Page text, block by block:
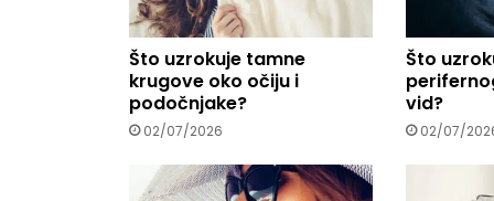
.
.
Što uzrokuje tamne
krugove oko očiju i
podočnjake?
02/07/2026
Što
vid?
02/07/